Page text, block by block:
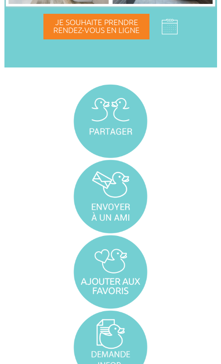
JE SOUHAITE PRENDRE
RENDEZ-VOUS EN LIGNE